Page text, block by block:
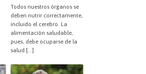
Todos nuestros órganos se
deben nutrir correctamente,
incluido el cerebro. La
alimentación saludable,
pues, debe ocuparse de la
salud […]